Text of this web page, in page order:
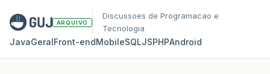
ARQUIVO
Discussoes de Programacao e
Tecnologia
JavaGeralFront‑endMobileSQLJSPHPAndroid